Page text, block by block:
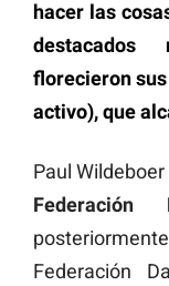
hacer las
florecieron
activo), que
Paul
Federación
Federación